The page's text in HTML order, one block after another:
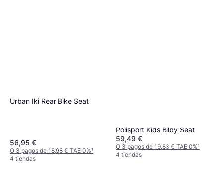
Urban Iki Rear Bike Seat
56,95 €
O 3 pagos de 18,98 € TAE 0%¹
4 tiendas
Polisport Kids Bilby Seat
59,49 €
O 3 pagos de 19,83 € TAE 0%¹
4 tiendas